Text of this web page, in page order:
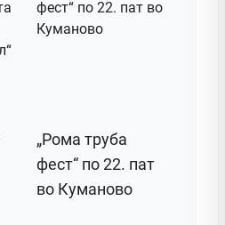
„Рома труба
фест“ по 22. пат
во Куманово